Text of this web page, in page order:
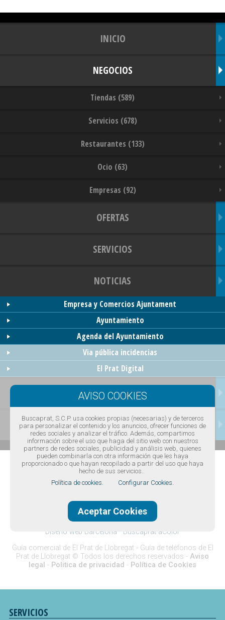
INICIO
NEGOCIOS
Tiendas (589)
Servicios (678)
Restaurantes (133)
Ocio (63)
Empresas (92)
OFERTAS
SERVICIOS
NOTICIAS
Empresa y Comercios Ajuntament
Ayuntamiento
Agenda del Ayuntamiento
Via pública incidencias
El Prat Digital
TRANSPORTES
CONTACTAR
Diseño web Barcelona
Buscaprat aColor
Guía comercial de El Prat de Llobregat - Guía de teléfonos de El
Prat de Llobregat © Todos los derechos reservados - Aviso
legal - Politica de privacidad - Política de Cookies
SERVICIOS
Buscaprat, S.C.P. usa cookies propias (necesarias) y de terceros
para personalizar el contenido y los anuncios, ofrecer funciones de
redes sociales y analizar el tráfico. Además, compartimos
información sobre el uso que haga del sitio web con nuestros
partners de redes sociales, publicidad y análisis web, quienes
pueden combinarla con otra información que les haya
proporcionado o que hayan recopilado a partir del uso que haya
hecho de sus servicios..
Política de cookies.
Configurar Cookies.
Aceptar Cookies